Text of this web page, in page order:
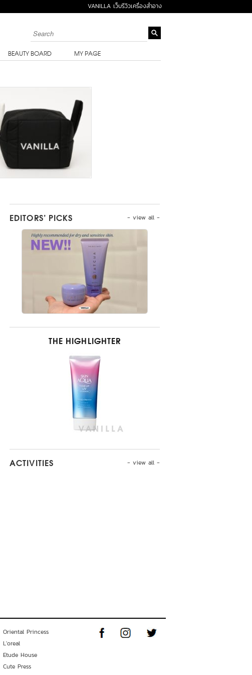
VANILLA เว็บรีวิวเครื่องสำอาง
BEAUTY BOARD MY PAGE
- view all -
EDITORS’ PICKS
THE HIGHLIGHTER
- view all -
ACTIVITIES
Oriental Princess
L'oreal
Etude House
Cute Press